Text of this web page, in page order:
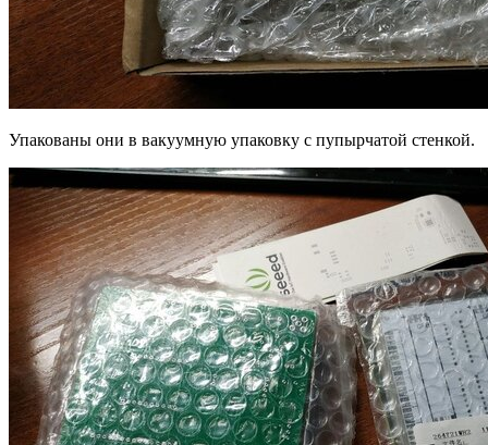
Упакованы они в вакуумную упаковку с пупырчатой стенкой.